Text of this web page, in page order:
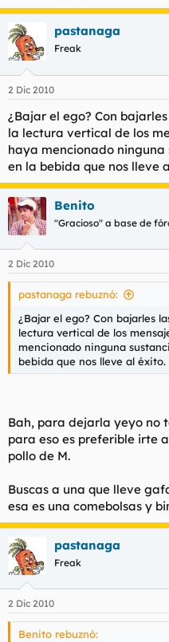
pastanaga
Freak
2 Dic 2010
¿Bajar el ego? Con
la lectura vertical de los
haya mencionado
en la bebida que nos lleve
Benito
"Gracioso" a base de
2 Dic 2010
pastanaga rebuznó:
¿Bajar el ego? Con bajarles
lectura vertical de los
mencionado ninguna
bebida que nos lleve al éxito.
Bah, para dejarla yeyo no
para eso es preferible irte
pollo de M.
Buscas a una que lleve
esa es una comebolsas y
pastanaga
Freak
2 Dic 2010
Benito rebuznó: